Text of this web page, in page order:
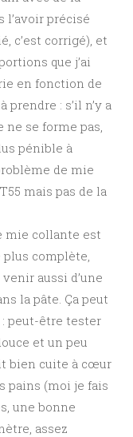
l’avoir précisé
c’est corrigé), et
que j’ai
en fonction de
prendre : s’il n’y a
ne se forme pas,
pénible à
de mie
mais pas de la
mie collante est
complète,
aussi d’une
la pâte. Ça peut
peut-être tester
et un peu
bien cuite à cœur
pains (moi je fais
une bonne
assez